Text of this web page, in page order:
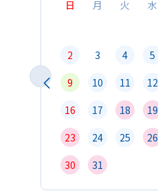
日
月 火 水
2
3 4 5
9
10 11 12
16
17 18 19
23
24 25 26
30
31